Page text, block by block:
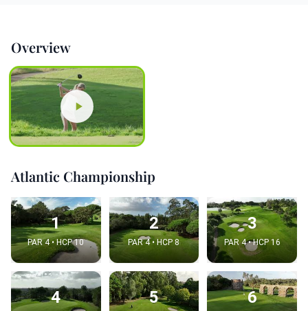
Overview
Atlantic Championship
1
PAR 4 • HCP 10
2
PAR 4 • HCP 8
3
PAR 4 • HCP 16
4 5 6